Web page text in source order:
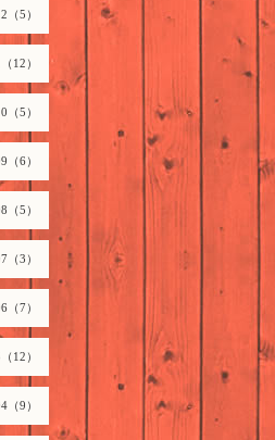
（5）
12）
（5）
（6）
（5）
（3）
（7）
12）
（9）